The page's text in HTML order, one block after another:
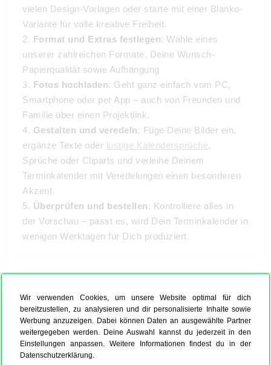
Wir verwenden Cookies, um unsere Website optimal für dich
bereitzustellen, zu analysieren und dir personalisierte Inhalte sowie
Werbung anzuzeigen. Dabei können Daten an ausgewählte Partner
weitergegeben werden. Deine Auswahl kannst du jederzeit in den
Einstellungen anpassen. Weitere Informationen findest du in der
Datenschutzerklärung.
vielen Design-Vorlagen oder starte mit einer Blanko-
Variante für volle kreative Freiheit.
2. Format und Extras festlegen: Wähle eines
unserer zahlreichen Formate, Deine Wunsch-
Papierqualität sowie Aufhängung
3. Fotos hochladen: Geht ganz einfach vom PC,
Smartphone oder per App – auch von Freunden und
Familie über einen Projektlink.
4. Gestalten und veredeln: Füge Deine Bilder ein,
ergänze Texte oder lustige Kalendersprüche,
Sprüche oder Cliparts und verleihe Deinem
Terminkalender mit Veredelungen einen besonderen
Akzent.
5. Überprüfen und bestellen: Kontrolliere alles in
der Vorschau – passt es, wird Dein Terminkalender in
wenigen Werktagen für Dich produziert.